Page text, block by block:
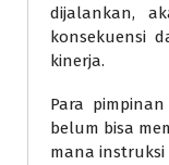
dijalankan,
konsekuensi
kinerja.
Para pimpinan
belum bisa
mana